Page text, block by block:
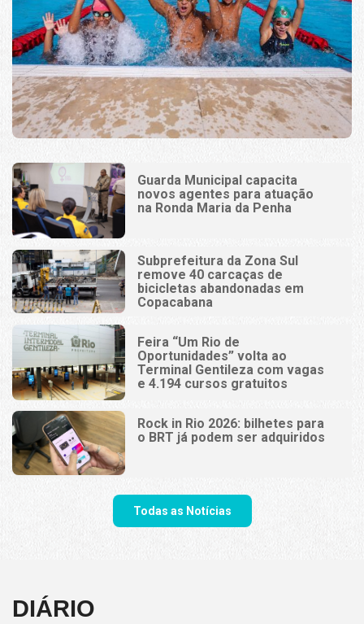
Guarda Municipal capacita
novos agentes para atuação
na Ronda Maria da Penha
Subprefeitura da Zona Sul
remove 40 carcaças de
bicicletas abandonadas em
Copacabana
Feira “Um Rio de
Oportunidades” volta ao
Terminal Gentileza com vagas
e 4.194 cursos gratuitos
Rock in Rio 2026: bilhetes para
o BRT já podem ser adquiridos
Todas as Notícias
DIÁRIO